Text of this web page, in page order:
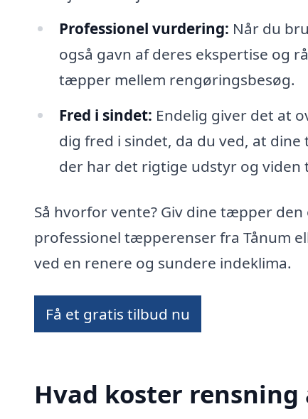
Professionel vurdering: Når du
også gavn af deres ekspertise og
tæpper mellem rengøringsbesøg.
Fred i sindet: Endelig giver det at
dig fred i sindet, da du ved, at
der har det rigtige udstyr og viden
Så hvorfor vente? Giv dine tæpper
professionel tæpperenser fra Tånum
ved en renere og sundere indeklima.
Få et gratis tilbud nu
Hvad koster